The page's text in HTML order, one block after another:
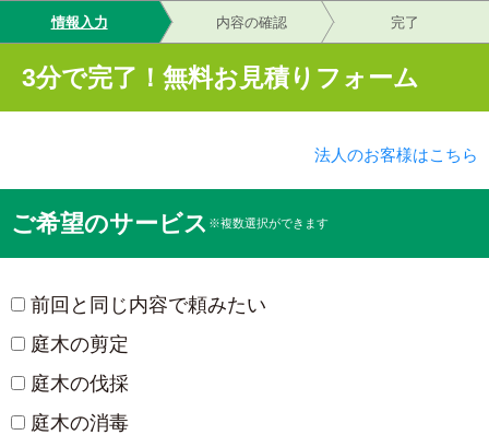
情報入力 内容の確認 完了
3分で完了！無料お見積りフォーム
法人のお客様はこちら
ご希望のサービス ※複数選択ができます
前回と同じ内容で頼みたい
庭木の剪定
庭木の伐採
庭木の消毒